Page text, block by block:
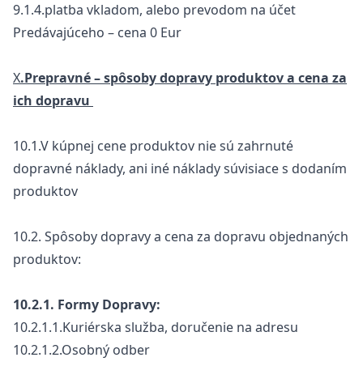
9.1.4.platba vkladom, alebo prevodom na účet
Predávajúceho – cena 0 Eur
X.Prepravné – spôsoby dopravy produktov a cena za
ich dopravu
10.1.V kúpnej cene produktov nie sú zahrnuté
dopravné náklady, ani iné náklady súvisiace s dodaním
produktov
10.2. Spôsoby dopravy a cena za dopravu objednaných
produktov:
10.2.1. Formy Dopravy:
10.2.1.1.Kuriérska služba, doručenie na adresu
10.2.1.2.Osobný odber